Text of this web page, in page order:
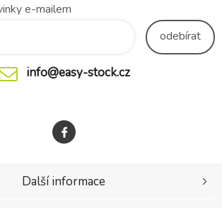
e-mailem
odebírat
info@easy-stock.cz
Další informace